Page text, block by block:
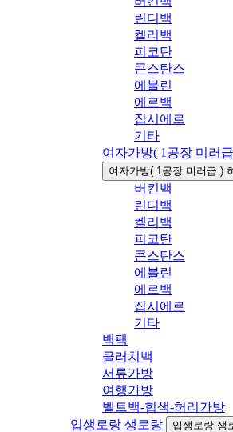
린디백
켈리백
피코탄
콘스탄스
에블린
에르백
집시에르
기타
여자가방( 1공장 미러
여자가방( 1공장 미러급 )
버킨백
린디백
켈리백
피코탄
콘스탄스
에블린
에르백
집시에르
기타
백팩
클러치백
서류가방
여행가방
벨트백-힙색-허리가방
입생로랑 생로랑
입생로랑 생